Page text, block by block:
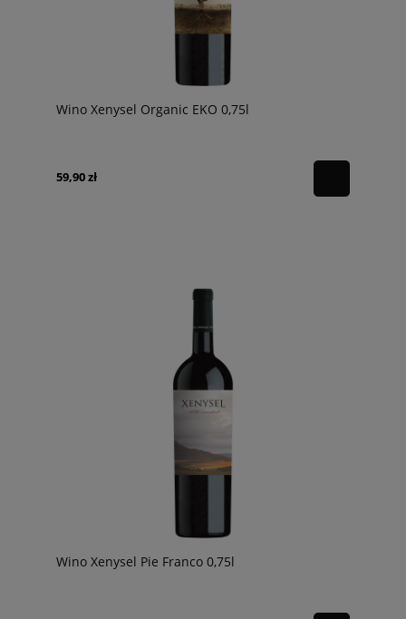
Wino Xenysel Organic EKO 0,75l
59,90 zł
Wino Xenysel Pie Franco 0,75l